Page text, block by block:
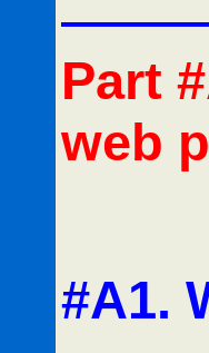
Part
web
#A1.